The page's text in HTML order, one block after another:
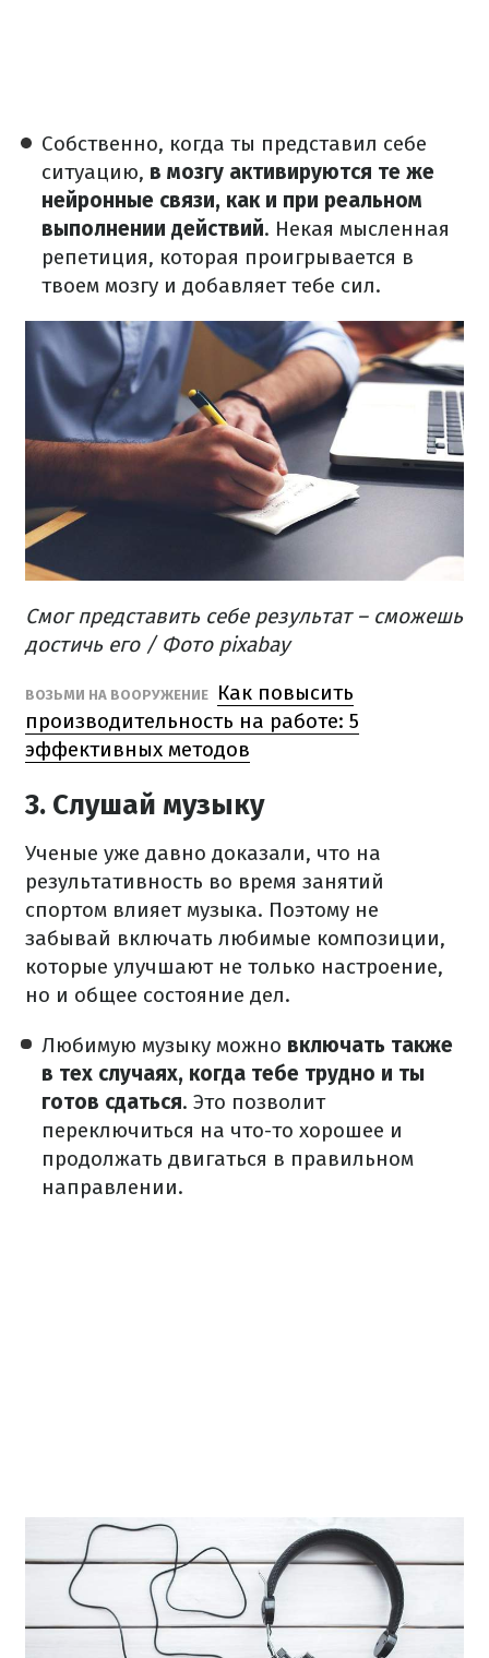
Собственно, когда ты представил себе
ситуацию, в мозгу активируются те же
нейронные связи, как и при реальном
выполнении действий. Некая мысленная
репетиция, которая проигрывается в
твоем мозгу и добавляет тебе сил.
Смог представить себе результат – сможешь
достичь его / Фото pixabay
ВОЗЬМИ НА ВООРУЖЕНИЕ
Как повысить
производительность на работе: 5
эффективных методов
3. Слушай музыку
Ученые уже давно доказали, что на
результативность во время занятий
спортом влияет музыка. Поэтому не
забывай включать любимые композиции,
которые улучшают не только настроение,
но и общее состояние дел.
Любимую музыку можно включать также
в тех случаях, когда тебе трудно и ты
готов сдаться. Это позволит
переключиться на что-то хорошее и
продолжать двигаться в правильном
направлении.